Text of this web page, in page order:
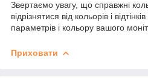
Звертаємо увагу, що справжні
відрізнятися від кольорів і
параметрів і кольору вашого
Приховати